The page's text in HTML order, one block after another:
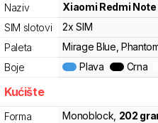
Naziv
Xiaomi Redmi Note
SIM slotovi
2x SIM
Paleta
Mirage Blue,
Boje
Plava Crna
Kućište
Forma Monoblock 202